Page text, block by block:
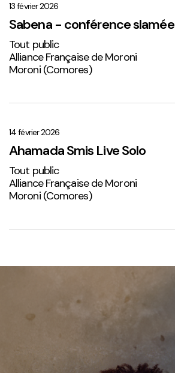
conférence
slamée
13 février 2026
Sabena - conférence slamée
Tout public
Alliance Française de Moroni
Moroni (Comores)
Live
Solo
2
14 février 2026
Ahamada Smis Live Solo
Tout public
Alliance Française de Moroni
Moroni (Comores)